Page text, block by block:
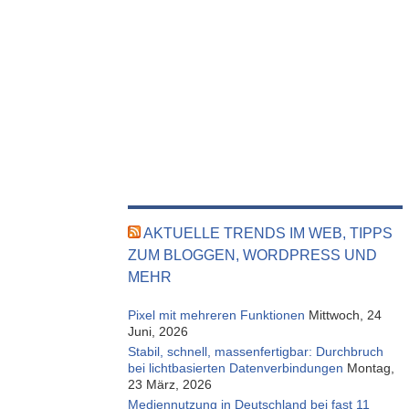
AKTUELLE TRENDS IM WEB, TIPPS
ZUM BLOGGEN, WORDPRESS UND
MEHR
Pixel mit mehreren Funktionen Mittwoch, 24
Juni, 2026
Stabil, schnell, massenfertigbar: Durchbruch
bei lichtbasierten Datenverbindungen Montag,
23 März, 2026
Mediennutzung in Deutschland bei fast 11